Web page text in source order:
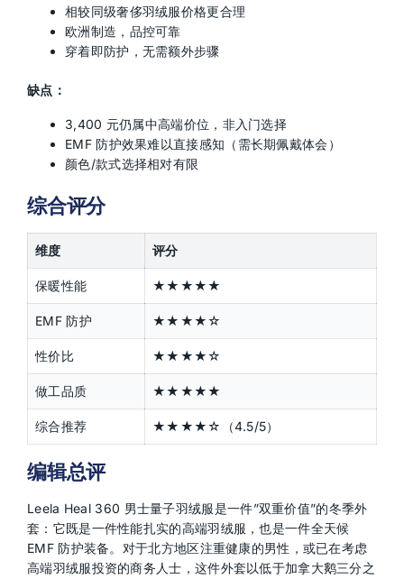
相较同级奢侈羽绒服价格更合理
欧洲制造，品控可靠
穿着即防护，无需额外步骤
缺点：
3,400 元仍属中高端价位，非入门选择
EMF 防护效果难以直接感知（需长期佩戴体会）
颜色/款式选择相对有限
综合评分
维度 评分
保暖性能 ★★★★★
EMF 防护 ★★★★☆
性价比 ★★★★☆
做工品质 ★★★★★
综合推荐 ★★★★☆（4.5/5）
编辑总评
Leela Heal 360 男士量子羽绒服是一件”双重价值”的冬季外
套：它既是一件性能扎实的高端羽绒服，也是一件全天候
EMF 防护装备。对于北方地区注重健康的男性，或已在考虑
高端羽绒服投资的商务人士，这件外套以低于加拿大鹅三分之